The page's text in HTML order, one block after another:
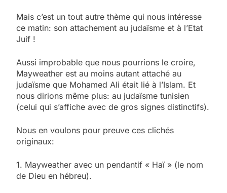
Mais c’est un tout autre thème qui nous intéresse
ce matin: son attachement au judaïsme et à l’Etat
Juif !
Aussi improbable que nous pourrions le croire,
Mayweather est au moins autant attaché au
judaïsme que Mohamed Ali était lié à l’Islam. Et
nous dirions même plus: au judaïsme tunisien
(celui qui s’affiche avec de gros signes distinctifs).
Nous en voulons pour preuve ces clichés
originaux:
1. Mayweather avec un pendantif « Haï » (le nom
de Dieu en hébreu).